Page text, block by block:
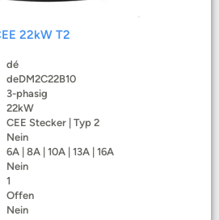
22kW T2
dé
deDM2C22B10
3-phasig
22kW
CEE Stecker | Typ 2
Nein
6A | 8A | 10A | 13A | 16A
Nein
1
Offen
Nein